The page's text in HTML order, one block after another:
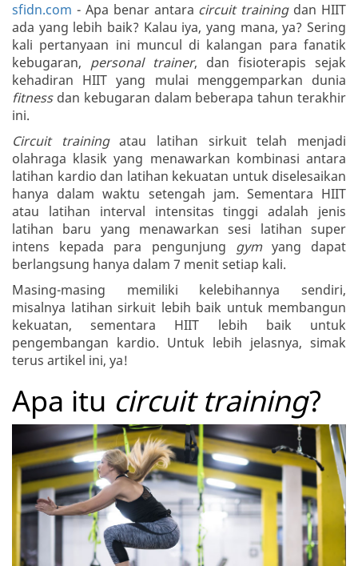
sfidn.com - Apa benar antara circuit trainingdan HIIT
ada yang lebih baik? Kalau iya, yang mana, ya? Sering
kali pertanyaan ini muncul di kalangan para fanatik
kebugaran, personal trainer, dan fisioterapis sejak
kehadiran HIIT yang mulai menggemparkan dunia
fitnessdan kebugaran dalam beberapa tahun terakhir
ini.
Circuit trainingatau latihan sirkuit telah menjadi
olahraga klasik yang menawarkan kombinasi antara
latihan kardio dan latihan kekuatan untuk diselesaikan
hanya dalam waktu setengah jam. Sementara HIIT
atau latihan interval intensitas tinggi adalah jenis
latihan baru yang menawarkan sesi latihan super
intens kepada para pengunjung gymyang dapat
berlangsung hanya dalam 7 menit setiap kali.
Masing-masing memiliki kelebihannya sendiri,
misalnya latihan sirkuit lebih baik untuk membangun
kekuatan, sementara HIIT lebih baik untuk
pengembangan kardio. Untuk lebih jelasnya, simak
terus artikel ini, ya!
Apa itu circuit training?